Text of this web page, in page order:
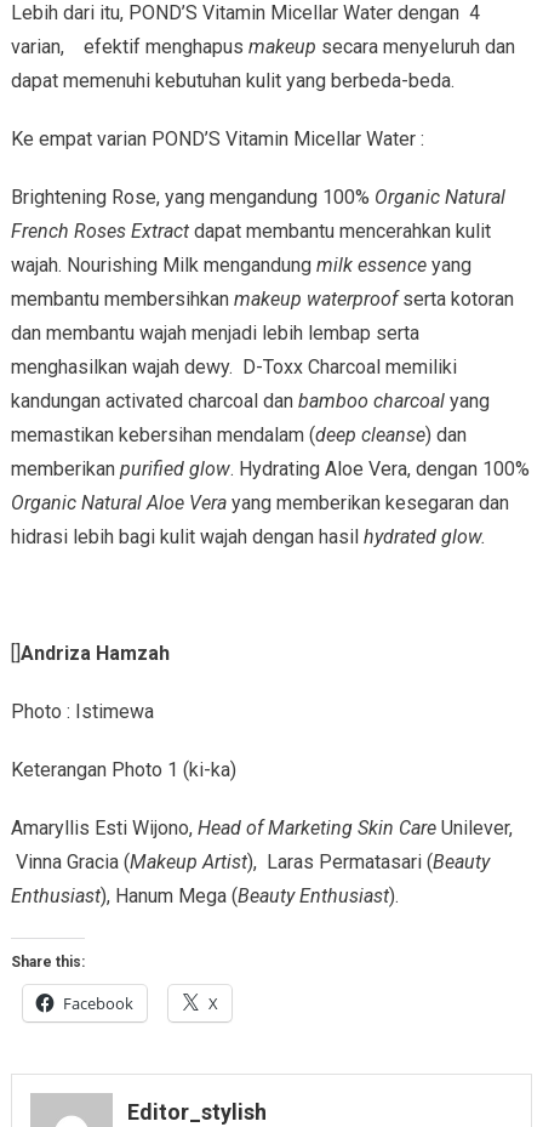
Lebih dari itu, POND’S Vitamin Micellar Water dengan 4
varian, efektif menghapus makeup secara menyeluruh dan
dapat memenuhi kebutuhan kulit yang berbeda-beda.
Ke empat varian POND’S Vitamin Micellar Water :
Brightening Rose, yang mengandung 100% Organic Natural
French Roses Extractdapat membantu mencerahkan kulit
wajah. Nourishing Milk mengandung milk essenceyang
membantu membersihkan makeup waterproofserta kotoran
dan membantu wajah menjadi lebih lembap serta
menghasilkan wajah dewy. D-Toxx Charcoal memiliki
kandungan activated charcoal dan bamboo charcoalyang
memastikan kebersihan mendalam (deep cleanse) dan
memberikan purified glow. Hydrating Aloe Vera, dengan 100%
Organic Natural Aloe Verayang memberikan kesegaran dan
hidrasi lebih bagi kulit wajah dengan hasil hydrated glow.
Andriza Hamzah
Photo : Istimewa
Keterangan Photo 1 (ki-ka)
Amaryllis Esti Wijono, Head of Marketing Skin CareUnilever,
Vinna Gracia (Makeup Artist), Laras Permatasari (Beauty
Enthusiast), Hanum Mega (Beauty Enthusiast).
Share this:
Facebook X
Editor_stylish